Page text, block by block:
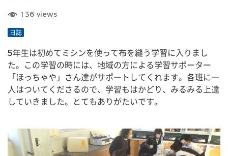
136 views
日誌
5年生は初めてミシンを使って布を縫う学習に入りまし
た。この学習の時には、地域の方による学習サポーター
「ほっちゃや」さん達がサポートしてくれます。各班に一
人はついてくださるので、学習もはかどり、みるみる上達
していきました。とてもありがたいです。